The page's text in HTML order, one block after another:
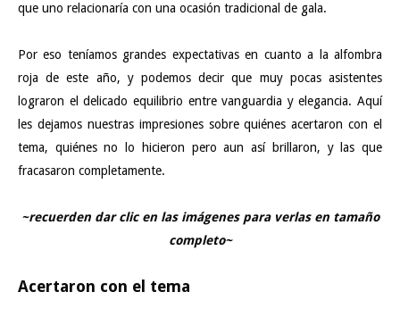
que uno relacionaría con una ocasión tradicional de gala.
Por eso teníamos grandes expectativas en cuanto a la alfombra
roja de este año, y podemos decir que muy pocas asistentes
lograron el delicado equilibrio entre vanguardia y elegancia. Aquí
les dejamos nuestras impresiones sobre quiénes acertaron con el
tema, quiénes no lo hicieron pero aun así brillaron, y las que
fracasaron completamente.
~recuerden dar clic en las imágenes para verlas en tamaño
completo~
Acertaron con el tema